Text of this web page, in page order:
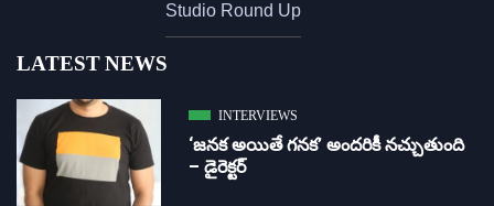
Studio Round Up
LATEST NEWS
INTERVIEWS
‘జ‌న‌క అయితే గ‌న‌క‌’ అందరికీ నచ్చుతుంది
– డైరెక్ట‌ర్